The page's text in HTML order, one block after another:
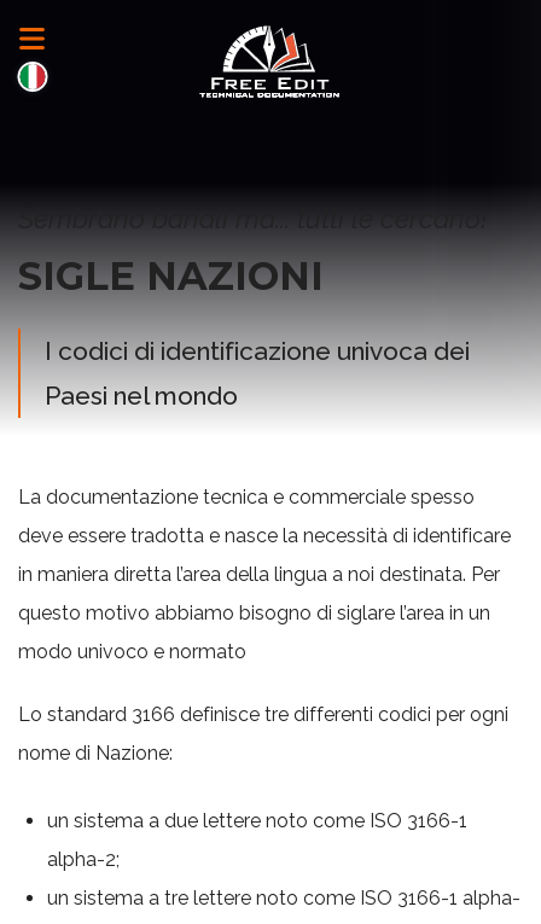
SIGLE NAZIONI
I codici di identificazione univoca dei
Paesi nel mondo
La documentazione tecnica e commerciale spesso
deve essere tradotta e nasce la necessità di identificare
in maniera diretta l’area della lingua a noi destinata. Per
questo motivo abbiamo bisogno di siglare l’area in un
modo univoco e normato
Lo standard 3166 definisce tre differenti codici per ogni
nome di Nazione:
un sistema a due lettere noto come ISO 3166-1
alpha-2;
un sistema a tre lettere noto come ISO 3166-1 alpha-